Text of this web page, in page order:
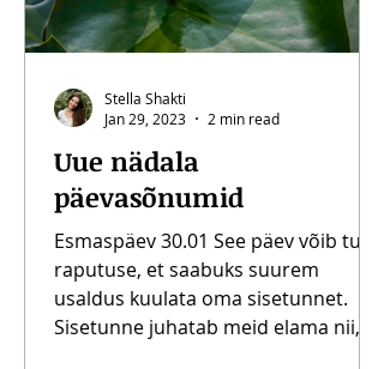
Uue nädala
päevasõnumid
Esmaspäev 30.01 See päev võib tuua
raputuse, et saabuks suurem
usaldus kuulata oma sisetunnet.
Sisetunne juhatab meid elama nii,
Stella Shakti
Jan 29, 2023
2 min read